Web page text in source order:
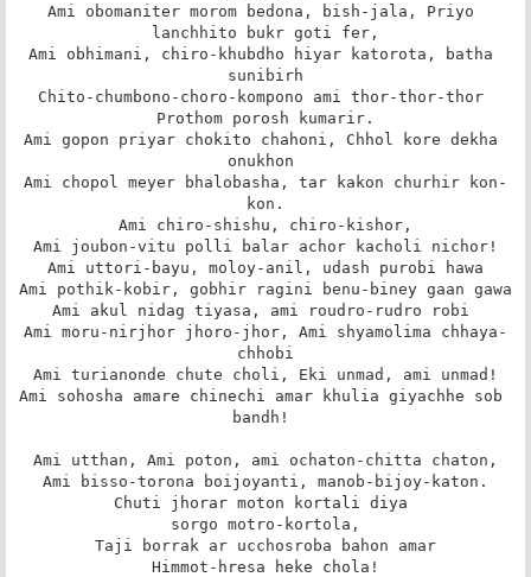
Ami obomaniter morom bedona, bish-jala, Priyo
lanchhito bukr goti fer,
Ami obhimani, chiro-khubdho hiyar katorota, batha
sunibirh
Chito-chumbono-choro-kompono ami thor-thor-thor
Prothom porosh kumarir.
Ami gopon priyar chokito chahoni, Chhol kore dekha
onukhon
Ami chopol meyer bhalobasha, tar kakon churhir kon-
kon.
Ami chiro-shishu, chiro-kishor,
Ami joubon-vitu polli balar achor kacholi nichor!
Ami uttori-bayu, moloy-anil, udash purobi hawa
Ami pothik-kobir, gobhir ragini benu-biney gaan gawa
Ami akul nidag tiyasa, ami roudro-rudro robi
Ami moru-nirjhor jhoro-jhor, Ami shyamolima chhaya-
chhobi
Ami turianonde chute choli, Eki unmad, ami unmad!
Ami sohosha amare chinechi amar khulia giyachhe sob
bandh!
Ami utthan, Ami poton, ami ochaton-chitta chaton,
Ami bisso-torona boijoyanti, manob-bijoy-katon.
Chuti jhorar moton kortali diya
sorgo motro-kortola,
Taji borrak ar ucchosroba bahon amar
Himmot-hresa heke chola!